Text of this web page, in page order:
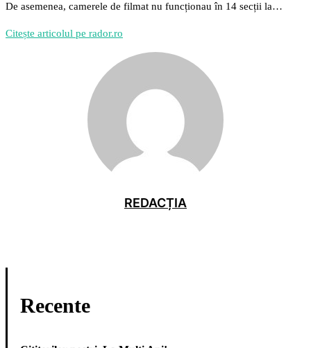
De asemenea, camerele de filmat nu funcționau în 14 secții la…
Citește articolul pe rador.ro
REDACȚIA
Recente